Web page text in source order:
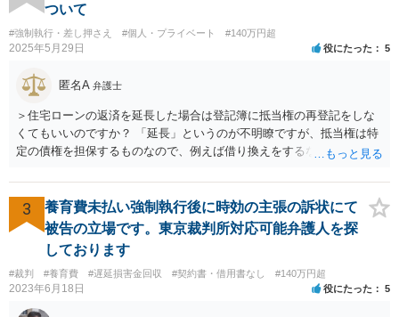
ついて
#強制執行・差し押さえ #個人・プライベート #140万円超
2025年5月29日 役にたった 5
匿名A 弁護士
＞住宅ローンの返済を延長した場合は登記簿に抵当権の再登記をしな
くてもいいのですか？ 「延長」というのが不明瞭ですが、抵当権は特
定の債権を担保するものなので、例えば借り換えをするなどしてあら
当権を付けるでしょう。そうではなく、単に返済スケジュールを変更
したということであれば、債権として同一ですからあらためて登記は
しないでしょう。 それにそもそも、抵当権の登記は、借りた時期や利
息などは記載されますが、終期については登記されません。
3
養育費未払い強制執行後に時効の主張の訴状にて
被告の立場です。東京裁判所対応可能弁護人を探
しております
#裁判 #養育費 #遅延損害金回収 #契約書・借用書なし #140万円超
2023年6月18日 役にたった 5